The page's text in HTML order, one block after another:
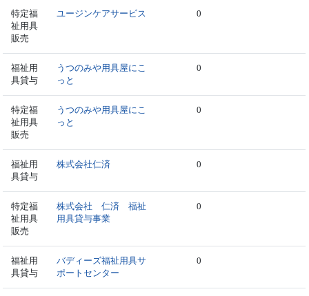
特定福
祉用具
販売
ユージンケアサービス 0
福祉用
具貸与
うつのみや用具屋にこ
っと
0
特定福
祉用具
販売
うつのみや用具屋にこ
っと
0
福祉用
具貸与
株式会社仁済 0
特定福
祉用具
販売
株式会社 仁済 福祉
用具貸与事業
0
福祉用
具貸与
バディーズ福祉用具サ
ポートセンター
0